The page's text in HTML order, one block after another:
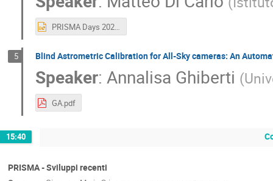
PRISMA Days 2025.pptx
5 Blind Astrometric Calibration for All-Sky cameras: An
Speaker: Annalisa Ghiberti (
GA.pdf
15:40
PRISMA - Sviluppi recenti